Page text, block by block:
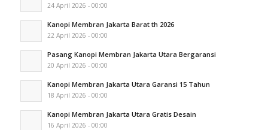
24 April 2026 - 00:00
Kanopi Membran Jakarta Barat th 2026
22 April 2026 - 00:00
Pasang Kanopi Membran Jakarta Utara Bergaransi
20 April 2026 - 00:00
Kanopi Membran Jakarta Utara Garansi 15 Tahun
18 April 2026 - 00:00
Kanopi Membran Jakarta Utara Gratis Desain
16 April 2026 - 00:00